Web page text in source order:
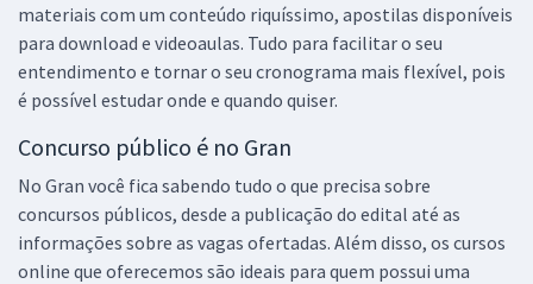
materiais com um conteúdo riquíssimo, apostilas disponíveis
para download e videoaulas. Tudo para facilitar o seu
entendimento e tornar o seu cronograma mais flexível, pois
é possível estudar onde e quando quiser.
Concurso público é no Gran
No Gran você fica sabendo tudo o que precisa sobre
concursos públicos, desde a publicação do edital até as
informações sobre as vagas ofertadas. Além disso, os cursos
online que oferecemos são ideais para quem possui uma